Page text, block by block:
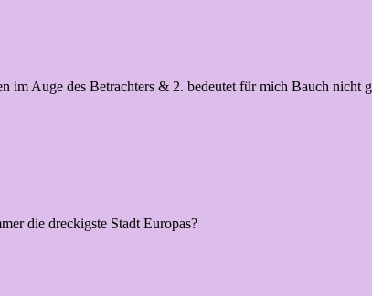
im Auge des Betrachters & 2. bedeutet für mich Bauch nicht
die dreckigste Stadt Europas?